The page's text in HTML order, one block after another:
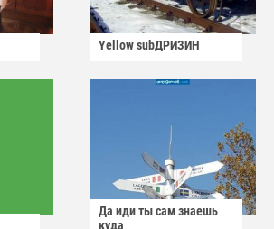
Yellow subДРИЗИН
Да иди ты сам знаешь
куда